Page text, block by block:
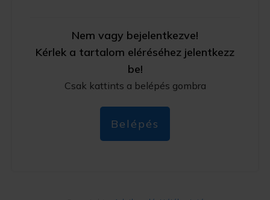
Nem vagy bejelentkezve!
Kérlek a tartalom eléréséhez jelentkezz
be!
Csak kattints a belépés gombra
Belépés